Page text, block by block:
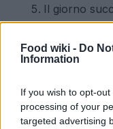
Food wiki - Do
Information
If you wish to opt-
processing of your
targeted advertising
Il giorno
antipasto nei
È interessante
esclusivo del